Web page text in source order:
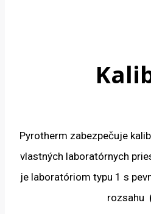
Pyrotherm zabezpečuje
vlastných laboratórnych
je laboratóriom typu 1 s
rozsahu